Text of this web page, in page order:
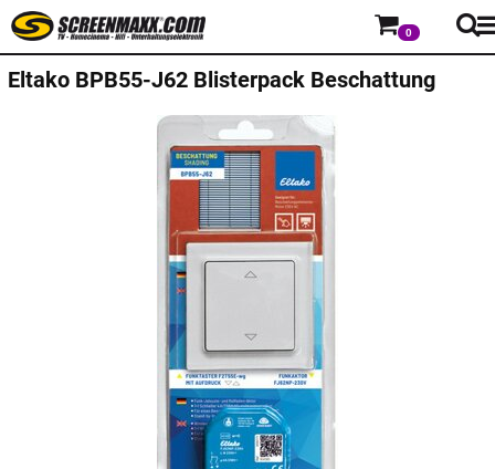
0
Eltako BPB55-J62 Blisterpack Beschattung